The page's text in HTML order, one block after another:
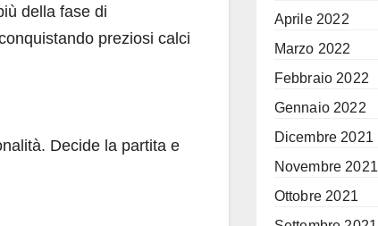
della fase di
preziosi calci
Decide la partita e
Aprile 2022
Marzo 2022
Febbraio 2022
Gennaio 2022
Dicembre 2021
Novembre 2021
Ottobre 2021